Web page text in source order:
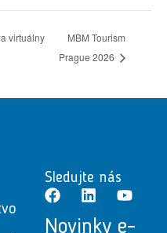
virtuálny
MBM Tourism
Prague 2026
Sledujte nás
Novinky e-